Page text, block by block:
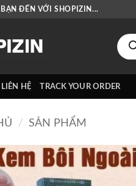
ĐẾN VỚI SHOPIZIN...
Tìm
kiếm
sản
phẩm
LIÊN HỆ TRACK YOUR ORDER
/ SẢN PHẨM